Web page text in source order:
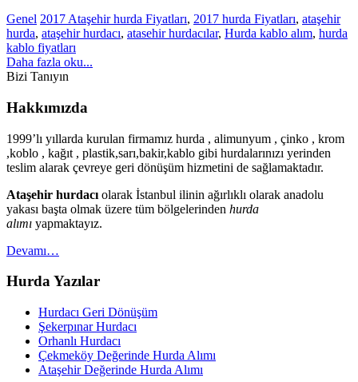
Genel 2017 Ataşehir hurda Fiyatları, 2017 hurda Fiyatları, ataşehir
hurda, ataşehir hurdacı, atasehir hurdacılar, Hurda kablo alım, hurda
kablo fiyatları
Daha fazla oku...
Bizi Tanıyın
Hakkımızda
1999’lı yıllarda kurulan firmamız hurda , alimunyum , çinko , krom
,koblo , kağıt , plastik,sarı,bakir,kablo gibi hurdalarınızı yerinden
teslim alarak çevreye geri dönüşüm hizmetini de sağlamaktadır.
Ataşehir hurdacı olarak İstanbul ilinin ağırlıklı olarak anadolu
yakası başta olmak üzere tüm bölgelerinden hurda
alımı yapmaktayız.
Devamı…
Hurda Yazılar
Hurdacı Geri Dönüşüm
Şekerpınar Hurdacı
Orhanlı Hurdacı
Çekmeköy Değerinde Hurda Alımı
Ataşehir Değerinde Hurda Alımı